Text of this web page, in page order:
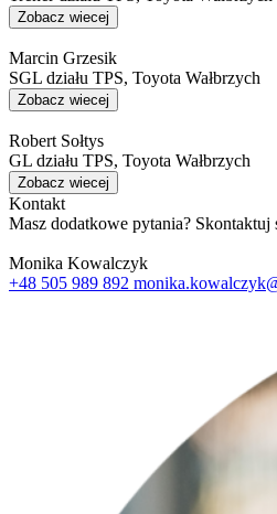
Zobacz wiecej
Marcin Grzesik
SGL działu TPS, Toyota Wałbrzych
Zobacz wiecej
Robert Sołtys
GL działu TPS, Toyota Wałbrzych
Zobacz wiecej
Kontakt
Masz dodatkowe pytania? Skontaktuj
Monika Kowalczyk
+48 505 989 892